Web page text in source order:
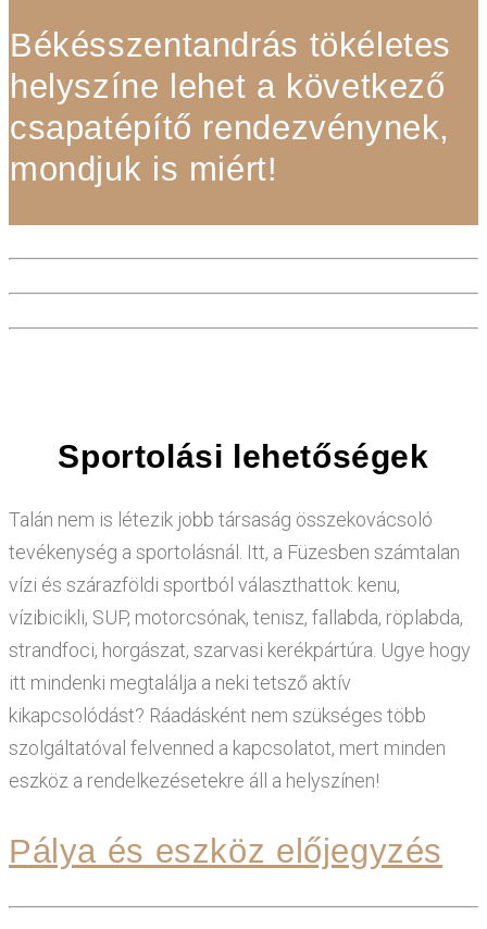
Békésszentandrás tökéletes
helyszíne lehet a következő
csapatépítő rendezvénynek,
mondjuk is miért!
Sportolási lehetőségek
Talán nem is létezik jobb társaság összekovácsoló
tevékenység a sportolásnál. Itt, a Füzesben számtalan
vízi és szárazföldi sportból választhattok: kenu,
vízibicikli, SUP, motorcsónak, tenisz, fallabda, röplabda,
strandfoci, horgászat, szarvasi kerékpártúra. Ugye hogy
itt mindenki megtalálja a neki tetsző aktív
kikapcsolódást? Ráadásként nem szükséges több
szolgáltatóval felvenned a kapcsolatot, mert minden
eszköz a rendelkezésetekre áll a helyszínen!
Pálya és eszköz előjegyzés